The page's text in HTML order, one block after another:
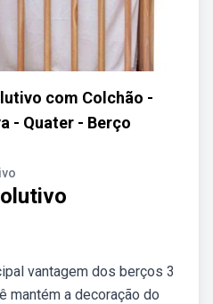
com Colchão -
- Quater - Berço
vantagem dos berços 3
mantém a decoração do